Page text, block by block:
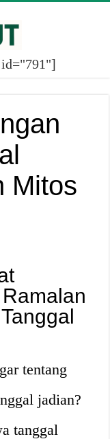
Mitos
tentang
jadian?
tanggal